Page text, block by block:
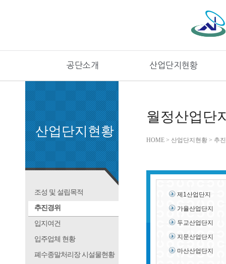
공단소개 산업단지현황
산업단지현황
조성 및 설립목적
추진경위
입지여건
입주업체 현황
폐수종말처리장 시설물현황
월정산업단
HOME > 산업단지현황 > 추
제1산업단지
가율산업단지
두교산업단지
지문산업단지
마산산업단지